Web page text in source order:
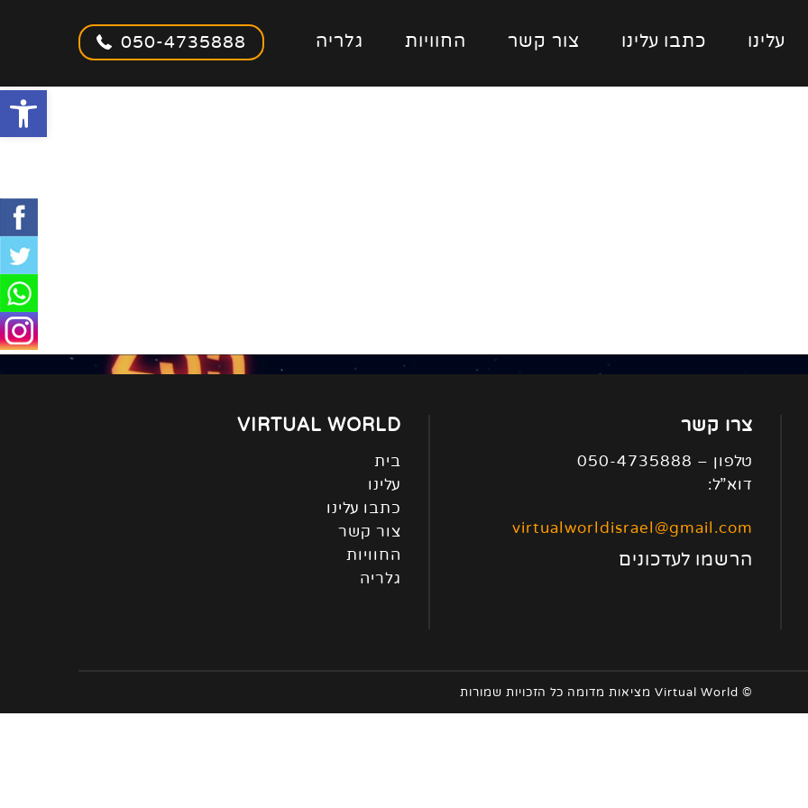
עלינו כתבו עלינו צור קשר החוויות גלריה 050-4735888
VIRTUAL WORLD
בית
עלינו
כתבו עלינו
צור קשר
החוויות
גלריה
צרו קשר
טלפון – 050-4735888
דוא”ל:
virtualworldisrael@gmail.com
הרשמו לעדכונים
© Virtual World מציאות מדומה כל הזכויות שמורות